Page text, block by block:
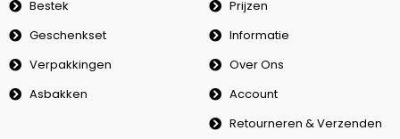
Bestek
Geschenkset
Verpakkingen
Asbakken
Prijzen
Informatie
Over Ons
Account
Retourneren & Verzenden